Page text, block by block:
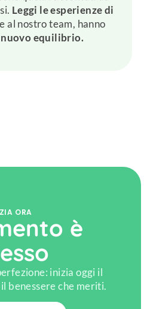
Leggi le esperienze di
al nostro team, hanno
equilibrio.
ORA
è
inizia oggi il
benessere che meriti.